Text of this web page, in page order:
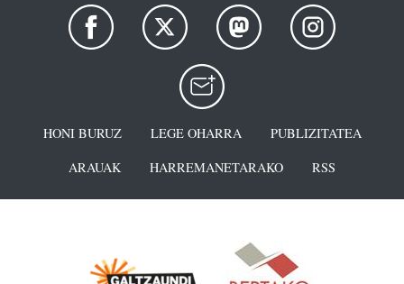
HONI BURUZ LEGE OHARRA
PUBLIZITATEA
ARAUAK
HARREMANETARAKO RSS